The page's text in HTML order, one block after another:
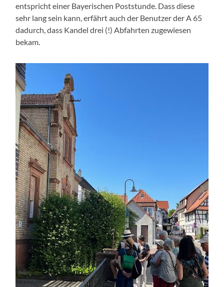
entspricht einer Bayerischen Poststunde. Dass diese
sehr lang sein kann, erfährt auch der Benutzer der A 65
dadurch, dass Kandel drei (!) Abfahrten zugewiesen
bekam.